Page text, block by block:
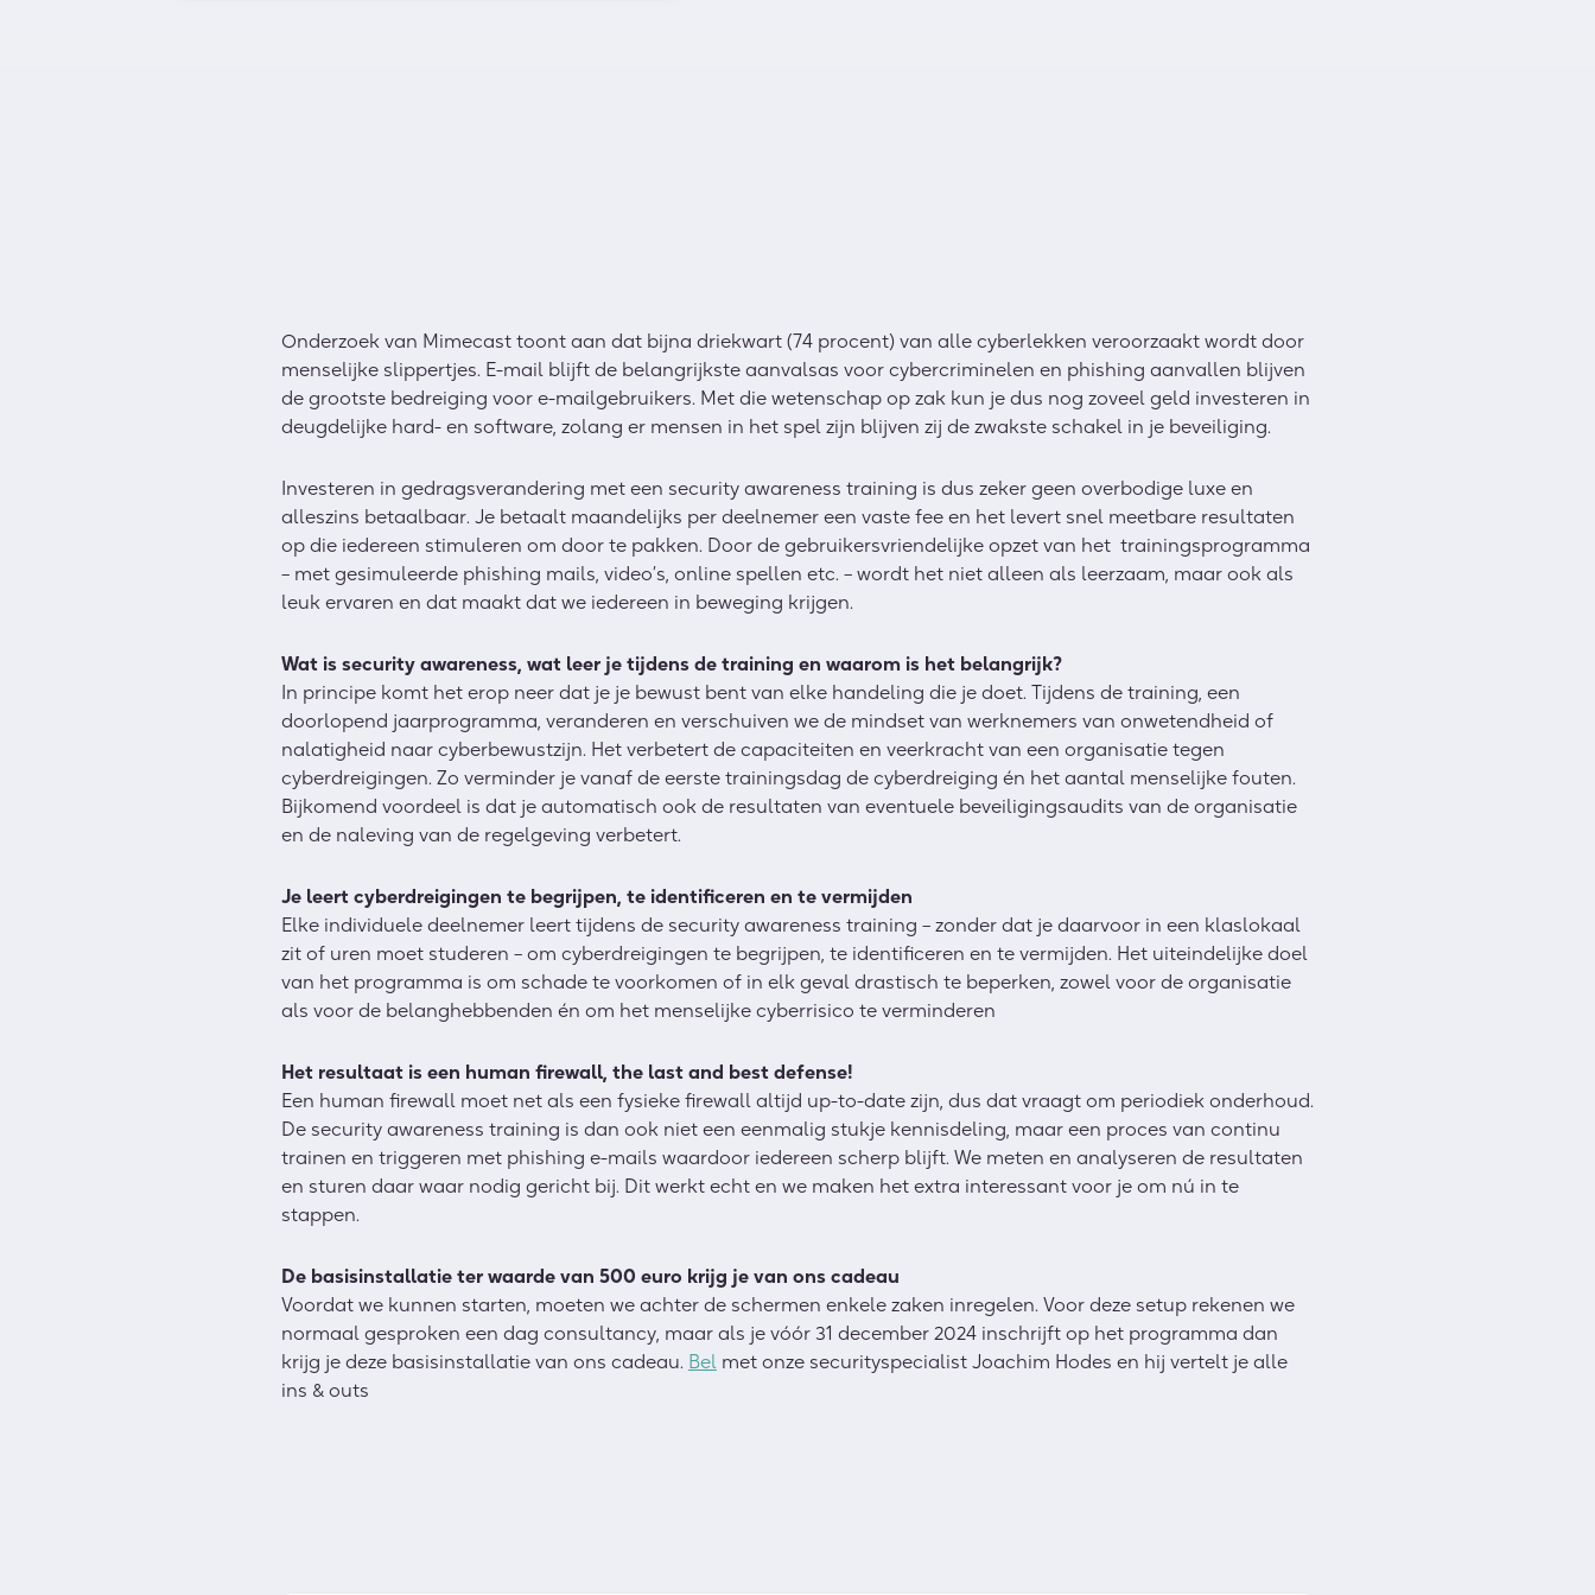
Onderzoek van Mimecast toont aan dat bijna driekwart (74 procent) van alle cyberlekken veroorzaakt wordt door
menselijke slippertjes. E-mail blijft de belangrijkste aanvalsas voor cybercriminelen en phishing aanvallen blijven
de grootste bedreiging voor e-mailgebruikers. Met die wetenschap op zak kun je dus nog zoveel geld investeren in
deugdelijke hard- en software, zolang er mensen in het spel zijn blijven zij de zwakste schakel in je beveiliging.
Investeren in gedragsverandering met een security awareness training is dus zeker geen overbodige luxe en
alleszins betaalbaar. Je betaalt maandelijks per deelnemer een vaste fee en het levert snel meetbare resultaten
op die iedereen stimuleren om door te pakken. Door de gebruikersvriendelijke opzet van het trainingsprogramma
– met gesimuleerde phishing mails, video’s, online spellen etc. – wordt het niet alleen als leerzaam, maar ook als
leuk ervaren en dat maakt dat we iedereen in beweging krijgen.
Wat is security awareness, wat leer je tijdens de training en waarom is het belangrijk?
In principe komt het erop neer dat je je bewust bent van elke handeling die je doet. Tijdens de training, een
doorlopend jaarprogramma, veranderen en verschuiven we de mindset van werknemers van onwetendheid of
nalatigheid naar cyberbewustzijn. Het verbetert de capaciteiten en veerkracht van een organisatie tegen
cyberdreigingen. Zo verminder je vanaf de eerste trainingsdag de cyberdreiging én het aantal menselijke fouten.
Bijkomend voordeel is dat je automatisch ook de resultaten van eventuele beveiligingsaudits van de organisatie
en de naleving van de regelgeving verbetert.
Je leert cyberdreigingen te begrijpen, te identificeren en te vermijden
Elke individuele deelnemer leert tijdens de security awareness training – zonder dat je daarvoor in een klaslokaal
zit of uren moet studeren – om cyberdreigingen te begrijpen, te identificeren en te vermijden. Het uiteindelijke doel
van het programma is om schade te voorkomen of in elk geval drastisch te beperken, zowel voor de organisatie
als voor de belanghebbenden én om het menselijke cyberrisico te verminderen
Het resultaat is een human firewall, the last and best defense!
Een human firewall moet net als een fysieke firewall altijd up-to-date zijn, dus dat vraagt om periodiek onderhoud.
De security awareness training is dan ook niet een eenmalig stukje kennisdeling, maar een proces van continu
trainen en triggeren met phishing e-mails waardoor iedereen scherp blijft. We meten en analyseren de resultaten
en sturen daar waar nodig gericht bij. Dit werkt echt en we maken het extra interessant voor je om nú in te
stappen.
De basisinstallatie ter waarde van 500 euro krijg je van ons cadeau
Voordat we kunnen starten, moeten we achter de schermen enkele zaken inregelen. Voor deze setup rekenen we
normaal gesproken een dag consultancy, maar als je vóór 31 december 2024 inschrijft op het programma dan
krijg je deze basisinstallatie van ons cadeau. Belmet onze securityspecialist Joachim Hodes en hij vertelt je alle
ins & outs